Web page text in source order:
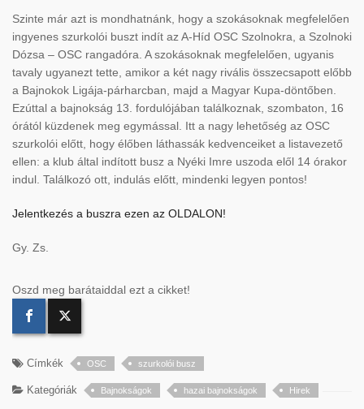
Szinte már azt is mondhatnánk, hogy a szokásoknak megfelelően
ingyenes szurkolói buszt indít az A-Híd OSC Szolnokra, a Szolnoki
Dózsa – OSC rangadóra. A szokásoknak megfelelően, ugyanis
tavaly ugyanezt tette, amikor a két nagy rivális összecsapott előbb
a Bajnokok Ligája-párharcban, majd a Magyar Kupa-döntőben.
Ezúttal a bajnokság 13. fordulójában találkoznak, szombaton, 16
órától küzdenek meg egymással. Itt a nagy lehetőség az OSC
szurkolói előtt, hogy élőben láthassák kedvenceiket a listavezető
ellen: a klub által indított busz a Nyéki Imre uszoda elől 14 órakor
indul. Találkozó ott, indulás előtt, mindenki legyen pontos!
Jelentkezés a buszra ezen az OLDALON!
Gy. Zs.
Oszd meg barátaiddal ezt a cikket!
Címkék OSC szurkolói busz
Kategóriák Bajnokságok hazai bajnokságok Hirek